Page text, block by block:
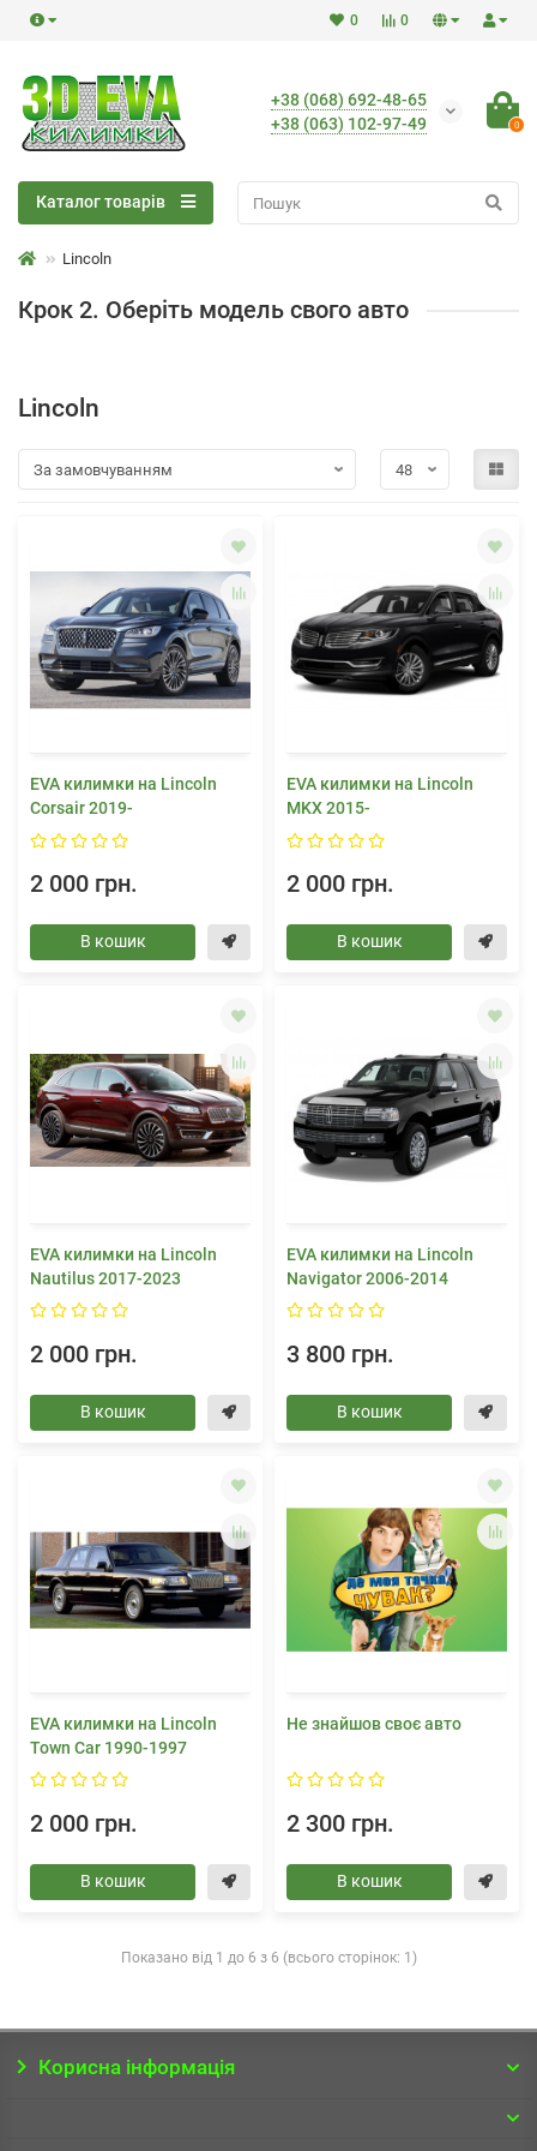
0
0
+38 (068) 692-48-65
+38 (063) 102-97-49
0
Каталог товарів
Lincoln
Крок 2. Оберіть модель свого авто
Lincoln
EVA килимки на Lincoln
Corsair 2019-
2 000 грн.
В кошик
EVA килимки на Lincoln
MKX 2015-
2 000 грн.
В кошик
EVA килимки на Lincoln
Nautilus 2017-2023
2 000 грн.
В кошик
EVA килимки на Lincoln
Navigator 2006-2014
3 800 грн.
В кошик
EVA килимки на Lincoln
Town Car 1990-1997
2 000 грн.
В кошик
Не знайшов своє авто
2 300 грн.
В кошик
Показано від 1 до 6 з 6 (всього сторінок: 1)
Корисна інформація